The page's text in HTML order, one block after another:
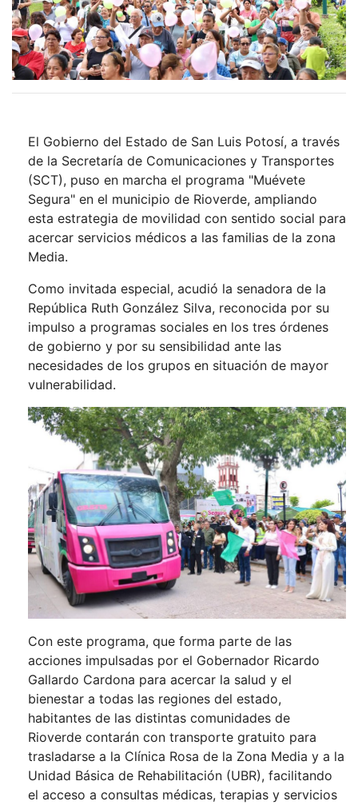
El Gobierno del Estado de San Luis Potosí, a través
de la Secretaría de Comunicaciones y Transportes
(SCT), puso en marcha el programa "Muévete
Segura" en el municipio de Rioverde, ampliando
esta estrategia de movilidad con sentido social para
acercar servicios médicos a las familias de la zona
Media.
Como invitada especial, acudió la senadora de la
República Ruth González Silva, reconocida por su
impulso a programas sociales en los tres órdenes
de gobierno y por su sensibilidad ante las
necesidades de los grupos en situación de mayor
vulnerabilidad.
Con este programa, que forma parte de las
acciones impulsadas por el Gobernador Ricardo
Gallardo Cardona para acercar la salud y el
bienestar a todas las regiones del estado,
habitantes de las distintas comunidades de
Rioverde contarán con transporte gratuito para
trasladarse a la Clínica Rosa de la Zona Media y a la
Unidad Básica de Rehabilitación (UBR), facilitando
el acceso a consultas médicas, terapias y servicios